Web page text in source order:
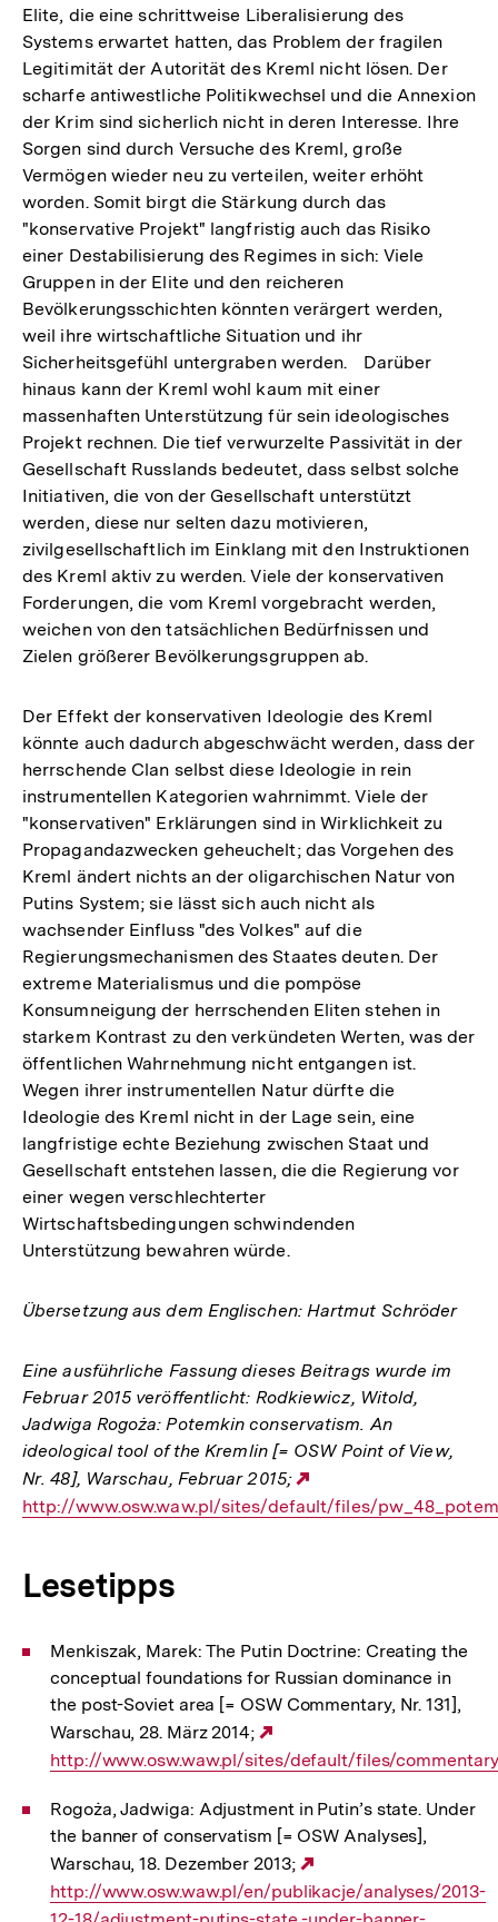
Elite, die eine schrittweise Liberalisierung des
Systems erwartet hatten, das Problem der fragilen
Legitimität der Autorität des Kreml nicht lösen. Der
scharfe antiwestliche Politikwechsel und die Annexion
der Krim sind sicherlich nicht in deren Interesse. Ihre
Sorgen sind durch Versuche des Kreml, große
Vermögen wieder neu zu verteilen, weiter erhöht
worden. Somit birgt die Stärkung durch das
"konservative Projekt" langfristig auch das Risiko
einer Destabilisierung des Regimes in sich: Viele
Gruppen in der Elite und den reicheren
Bevölkerungsschichten könnten verärgert werden,
weil ihre wirtschaftliche Situation und ihr
Sicherheitsgefühl untergraben werden. Darüber
hinaus kann der Kreml wohl kaum mit einer
massenhaften Unterstützung für sein ideologisches
Projekt rechnen. Die tief verwurzelte Passivität in der
Gesellschaft Russlands bedeutet, dass selbst solche
Initiativen, die von der Gesellschaft unterstützt
werden, diese nur selten dazu motivieren,
zivilgesellschaftlich im Einklang mit den Instruktionen
des Kreml aktiv zu werden. Viele der konservativen
Forderungen, die vom Kreml vorgebracht werden,
weichen von den tatsächlichen Bedürfnissen und
Zielen größerer Bevölkerungsgruppen ab.
Der Effekt der konservativen Ideologie des Kreml
könnte auch dadurch abgeschwächt werden, dass der
herrschende Clan selbst diese Ideologie in rein
instrumentellen Kategorien wahrnimmt. Viele der
"konservativen" Erklärungen sind in Wirklichkeit zu
Propagandazwecken geheuchelt; das Vorgehen des
Kreml ändert nichts an der oligarchischen Natur von
Putins System; sie lässt sich auch nicht als
wachsender Einfluss "des Volkes" auf die
Regierungsmechanismen des Staates deuten. Der
extreme Materialismus und die pompöse
Konsumneigung der herrschenden Eliten stehen in
starkem Kontrast zu den verkündeten Werten, was der
öffentlichen Wahrnehmung nicht entgangen ist.
Wegen ihrer instrumentellen Natur dürfte die
Ideologie des Kreml nicht in der Lage sein, eine
langfristige echte Beziehung zwischen Staat und
Gesellschaft entstehen lassen, die die Regierung vor
einer wegen verschlechterter
Wirtschaftsbedingungen schwindenden
Unterstützung bewahren würde.
Übersetzung aus dem Englischen: Hartmut Schröder
Eine ausführliche Fassung dieses Beitrags wurde im
Februar 2015 veröffentlicht: Rodkiewicz, Witold,
Jadwiga Rogoża: Potemkin conservatism. An
ideological tool of the Kremlin [= OSW Point of View,
Nr. 48], Warschau, Februar 2015;
Link:
http://www.osw.waw.pl/sites/default/files/
Lesetipps
Menkiszak, Marek: The Putin Doctrine: Creating the
conceptual foundations for Russian dominance in
the post-Soviet area [= OSW Commentary, Nr. 131],
Warschau, 28. März 2014;
Link:
http://www.osw.waw.pl/sites/default/files/
Rogoża, Jadwiga: Adjustment in Putin’s state. Under
the banner of conservatism [= OSW Analyses],
Warschau, 18. Dezember 2013;
Link:
http://www.osw.waw.pl/en/publikacje/analyses/2013-